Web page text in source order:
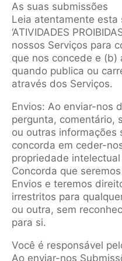
As suas submissões
Leia atentamente esta
‘ATIVIDADES
nossos Serviços para
que nos concede e (b)
quando publica ou
através dos Serviços.
Envios: Ao enviar-nos
pergunta, comentário,
ou outras informações
concorda em ceder-
propriedade
Concorda que
Envios e teremos
irrestritos para
ou outra, sem
para si.
Você é responsável
Ao enviar-nos